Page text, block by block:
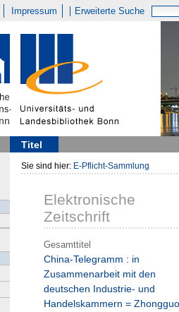
Impressum Erweiterte Suche
Titel
Sie sind hier: E-Pflicht-Sammlung
Elektronische
Zeitschrift
Gesamttitel
China-Telegramm : in
Zusammenarbeit mit den
deutschen Industrie- und
Handelskammern =